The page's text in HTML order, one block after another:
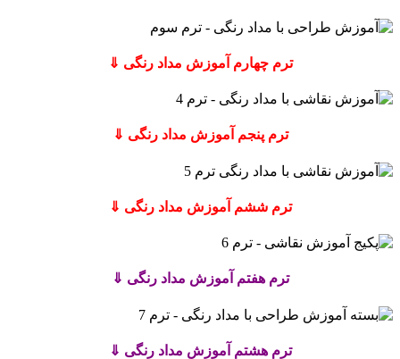
ترم چهارم آموزش مداد رنگی ⇓
ترم پنجم آموزش مداد رنگی ⇓
ترم ششم آموزش مداد رنگی ⇓
ترم هفتم آموزش مداد رنگی ⇓
ترم هشتم آموزش مداد رنگی ⇓